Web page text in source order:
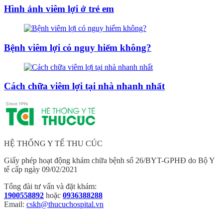
Hình ảnh viêm lợi ở trẻ em
Bệnh viêm lợi có nguy hiểm không?
Cách chữa viêm lợi tại nhà nhanh nhất
HỆ THỐNG Y TẾ THU CÚC
Giấy phép hoạt động khám chữa bệnh số 26/BYT-GPHĐ do Bộ Y
tế cấp ngày 09/02/2021
Tổng đài tư vấn và đặt khám:
1900558892 hoặc 0936388288
Email: cskh@thucuchospital.vn